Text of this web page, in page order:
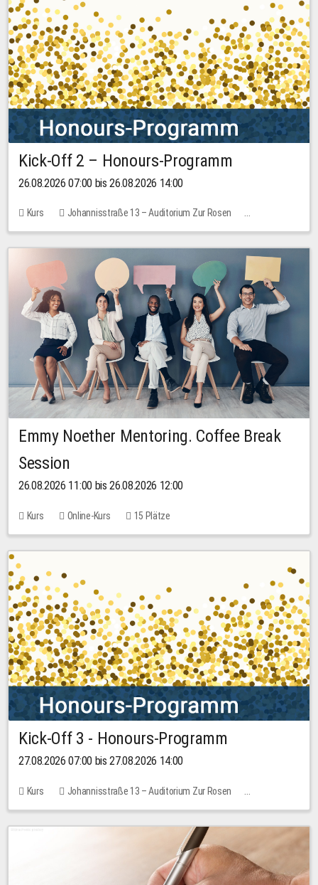
Kick-Off 2 – Honours-Programm
26.08.2026 07:00 bis 26.08.2026 14:00
Kurs
Johannisstraße 13 – Auditorium Zur Rosen
Keine freien Plätze
Emmy Noether Mentoring. Coffee Break
Session
26.08.2026 11:00 bis 26.08.2026 12:00
Kurs Online-Kurs 15 Plätze
Kick-Off 3 - Honours-Programm
27.08.2026 07:00 bis 27.08.2026 14:00
Kurs
Johannisstraße 13 – Auditorium Zur Rosen
11 Plätze